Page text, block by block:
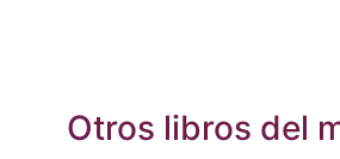
Otros libros del